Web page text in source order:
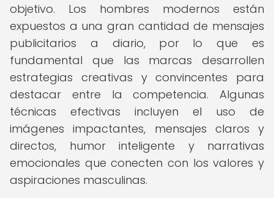
objetivo. Los hombres modernos están
expuestos a una gran cantidad de mensajes
publicitarios a diario, por lo que es
fundamental que las marcas desarrollen
estrategias creativas y convincentes para
destacar entre la competencia. Algunas
técnicas efectivas incluyen el uso de
imágenes impactantes, mensajes claros y
directos, humor inteligente y narrativas
emocionales que conecten con los valores y
aspiraciones masculinas.